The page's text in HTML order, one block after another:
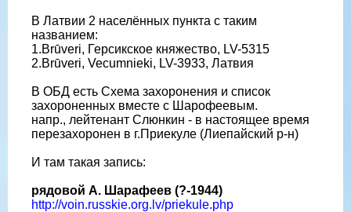
В Латвии 2 населённых пункта с таким
названием:
1.Brūveri, Герсикское княжество, LV-5315
2.Brūveri, Vecumnieki, LV-3933, Латвия
В ОБД есть Схема захоронения и список
захороненных вместе с Шарофеевым.
напр., лейтенант Слюнкин - в настоящее время
перезахоронен в г.Приекуле (Лиепайский р-н)
И там такая запись:
рядовой А. Шарафеев (?-1944)
http://voin.russkie.org.lv/priekule.php